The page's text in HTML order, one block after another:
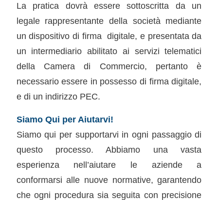
La pratica dovrà essere sottoscritta da un
legale rappresentante della società mediante
un dispositivo di firma digitale, e presentata da
un intermediario abilitato ai servizi telematici
della Camera di Commercio, pertanto è
necessario essere in possesso di firma digitale,
e di un indirizzo PEC.
Siamo Qui per Aiutarvi!
Siamo qui per supportarvi in ogni passaggio di
questo processo. Abbiamo una vasta
esperienza nell’aiutare le aziende a
conformarsi alle nuove normative, garantendo
che ogni procedura sia seguita con precisione